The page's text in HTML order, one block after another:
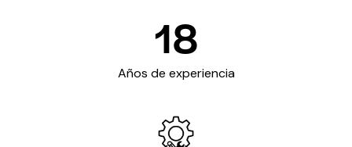
18
Años de experiencia